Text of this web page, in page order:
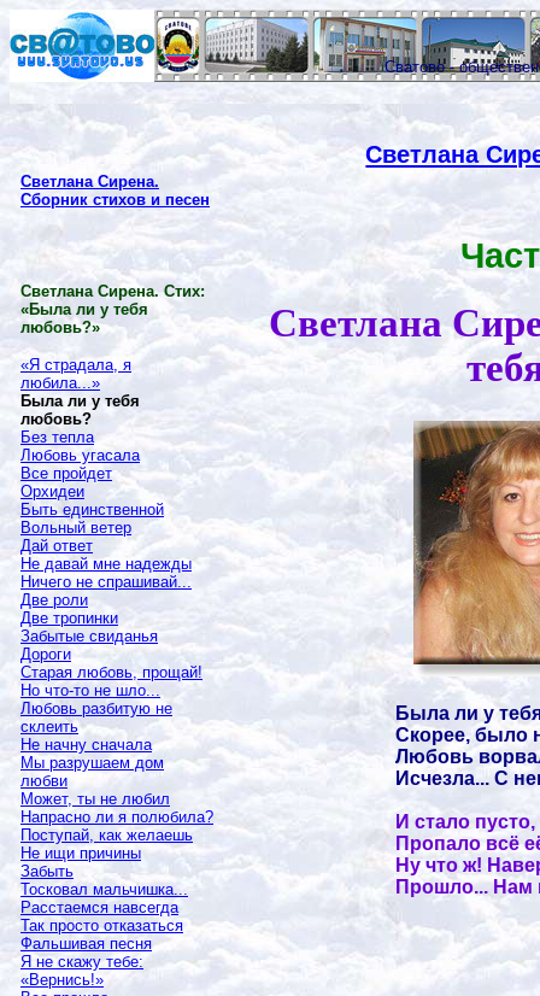
Сватово -
Светлана Сирена.
Сборник стихов и песен
Светлана Сирена. Стих:
«Была ли у тебя
любовь?»
«Я страдала, я
любила...»
Была ли у тебя
любовь?
Без тепла
Любовь угасала
Все пройдет
Орхидеи
Быть единственной
Вольный ветер
Дай ответ
Не давай мне надежды
Ничего не спрашивай...
Две роли
Две тропинки
Забытые свиданья
Дороги
Старая любовь, прощай!
Но что-то не шло...
Любовь разбитую не
склеить
Не начну сначала
Мы разрушаем дом
любви
Может, ты не любил
Напрасно ли я полюбила?
Поступай, как желаешь
Не ищи причины
Забыть
Тосковал мальчишка...
Расстаемся навсегда
Так просто отказаться
Фальшивая песня
Я не скажу тебе:
«Вернись!»
Светлана
Светлана
Была ли у
Скорее, было
Любовь
Исчезла... С
И стало
Пропало всё
Ну что ж!
Прошло... Нам